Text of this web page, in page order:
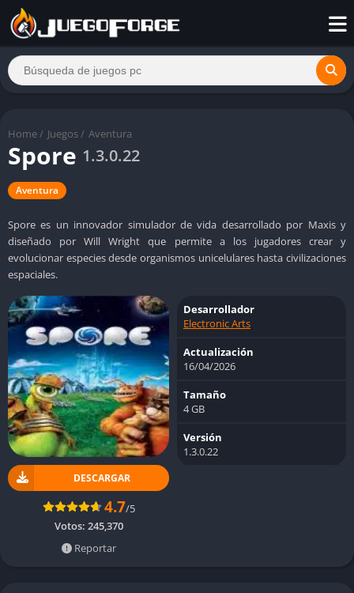
Home / Juegos / Aventura
Spore 1.3.0.22
Aventura
Spore es un innovador simulador de vida desarrollado por Maxis y
diseñado por Will Wright que permite a los jugadores crear y
evolucionar especies desde organismos unicelulares hasta civilizaciones
espaciales.
DESCARGAR
4.7/5
Votos: 245,370
Reportar
Desarrollador
Electronic Arts
Actualización
16/04/2026
Tamaño
4 GB
Versión
1.3.0.22